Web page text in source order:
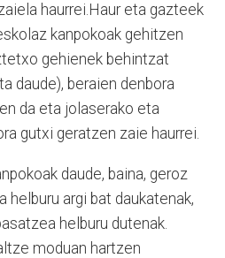
haurrei.Haur eta gazteek
kanpokoak gehitzen
gehienek behintzat
daude), beraien denbora
da eta jolaserako eta
gutxi geratzen zaie haurrei.
daude, baina, geroz
helburu argi bat daukatenak,
helburu dutenak.
moduan hartzen